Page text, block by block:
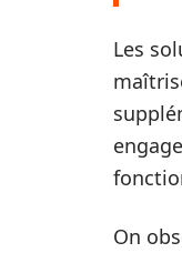
Les
On